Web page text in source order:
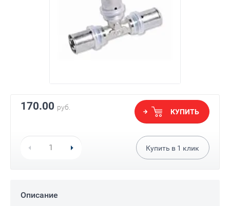
170.00 руб.
КУПИТЬ
Купить в 1 клик
Описание